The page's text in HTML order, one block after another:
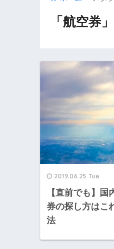
「航空券
2019.06.25 Tue
【直前でも】
券の探し方はこ
法